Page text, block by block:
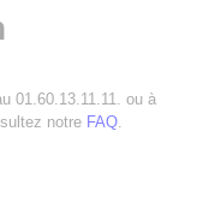
01.60.13.11.11. ou à
notre FAQ.